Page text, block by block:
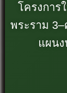
โครงการ
พระราม
แผน